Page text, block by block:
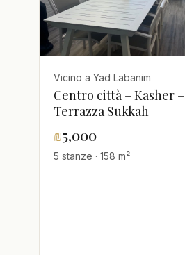
Vicino a Yad Labanim
Centro città – Kasher –
Terrazza Sukkah
₪5,000
5 stanze · 158 m²